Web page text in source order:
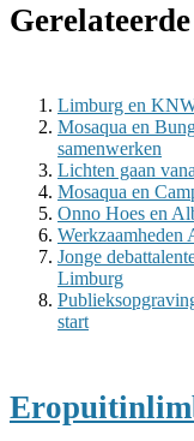
Limburg en
Mosaqua en
samenwerken
Lichten gaan
Mosaqua en
Onno Hoes en
Werkzaamheden
Jonge
Limburg
start